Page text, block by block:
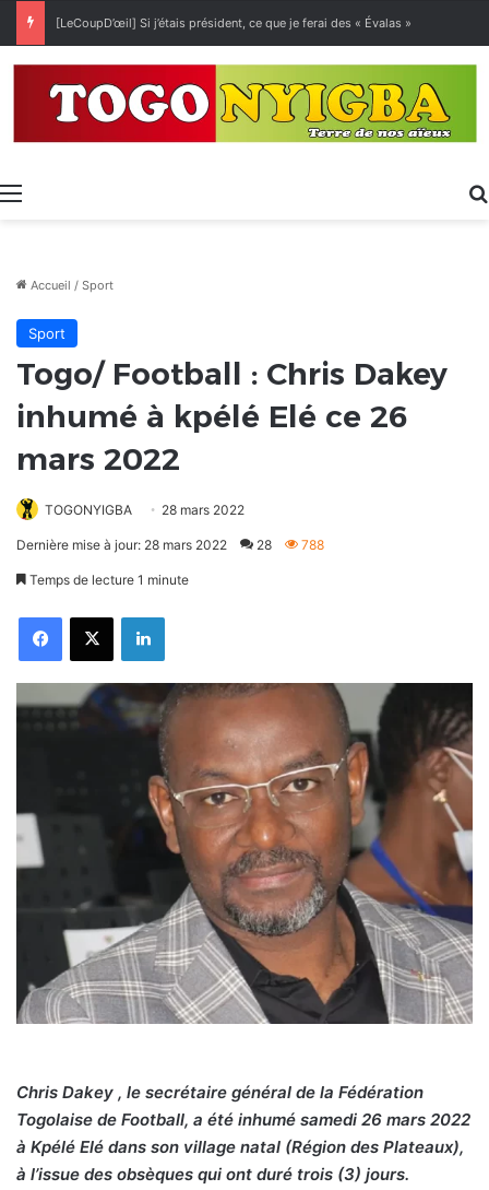
[LeCoupD’œil] Si j’étais président, ce que je ferai des « Évalas »
Menu
Accueil / Sport
Sport
Togo/ Football : Chris Dakey
inhumé à kpélé Elé ce 26
mars 2022
TOGONYIGBA 28 mars 2022
Dernière mise à jour: 28 mars 2022 28 788
Temps de lecture 1 minute
FacebookX Linkedin
Chris Dakey , le secrétaire général de la Fédération
Togolaise de Football, a été inhumé samedi 26 mars 2022
à Kpélé Elé dans son village natal (Région des Plateaux),
à l’issue des obsèques qui ont duré trois (3) jours.